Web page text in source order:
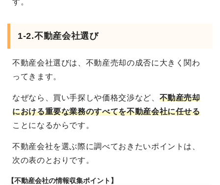
す。
1-2.不動産会社選び
不動産会社選びは、不動産売却の成否に大きく関わ
ってきます。
なぜなら、買い手探しや価格交渉など、 不動産売却
における重要な業務のすべてを不動産会社に任せる
ことになるからです。
不動産会社を選ぶ際に調べておきたいポイントは、
次の表のとおりです。
【不動産会社の情報収集ポイント】